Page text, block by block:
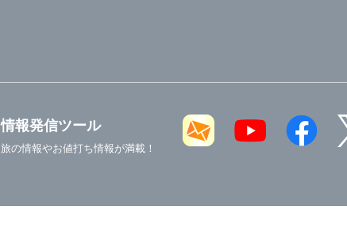
情報発信ツール
旅の情報やお値打ち情報が満載！